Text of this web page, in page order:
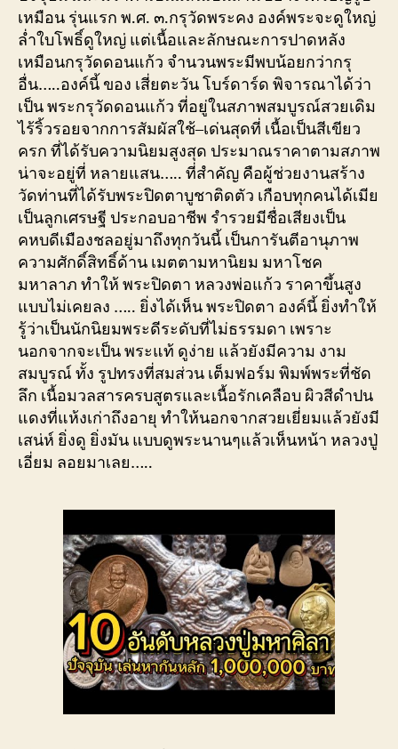
เหมือน รุ่นแรก พ.ศ. ๓.กรุวัดพระคง องค์พระจะดูใหญ่
ล่ำใบโพธิ์ดูใหญ่ แต่เนื้อและลักษณะการปาดหลัง
เหมือนกรุวัดดอนแก้ว จำนวนพระมีพบน้อยกว่ากรุ
อื่น…..องค์นี้ ของ เสี่ยตะวัน โบร์ดาร์ด พิจารณาได้ว่า
เป็น พระกรุวัดดอนแก้ว ที่อยู่ในสภาพสมบูรณ์สวยเดิม
ไร้ริ้วรอยจากการสัมผัสใช้–เด่นสุดที่ เนื้อเป็นสีเขียว
ครก ที่ได้รับความนิยมสูงสุด ประมาณราคาตามสภาพ
น่าจะอยู่ที่ หลายแสน….. ที่สำคัญ คือผู้ช่วยงานสร้าง
วัดท่านที่ได้รับพระปิดตาบูชาติดตัว เกือบทุกคนได้เมีย
เป็นลูกเศรษฐี ประกอบอาชีพ รำรวยมีชื่อเสียงเป็น
คหบดีเมืองชลอยู่มาถึงทุกวันนี้ เป็นการันตีอานุภาพ
ความศักดิ์สิทธิ์ด้าน เมตตามหานิยม มหาโชค
มหาลาภ ทำให้ พระปิดตา หลวงพ่อแก้ว ราคาขึ้นสูง
แบบไม่เคยลง ….. ยิ่งได้เห็น พระปิดตา องค์นี้ ยิ่งทำให้
รู้ว่าเป็นนักนิยมพระดีระดับที่ไม่ธรรมดา เพราะ
นอกจากจะเป็น พระแท้ ดูง่าย แล้วยังมีความ งาม
สมบูรณ์ ทั้ง รูปทรงที่สมส่วน เต็มฟอร์ม พิมพ์พระที่ชัด
ลึก เนื้อมวลสารครบสูตรและเนื้อรักเคลือบ ผิวสีดำปน
แดงที่แห้งเก่าถึงอายุ ทำให้นอกจากสวยเยี่ยมแล้วยังมี
เสน่ห์ ยิ่งดู ยิ่งมัน แบบดูพระนานๆแล้วเห็นหน้า หลวงปู่
เอี่ยม ลอยมาเลย…..